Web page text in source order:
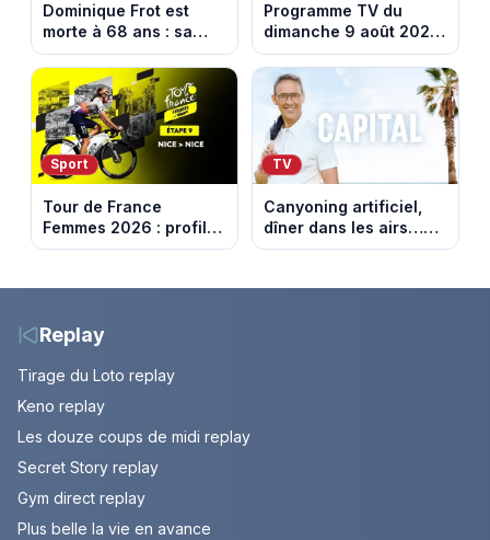
Dominique Frot est
morte à 68 ans : sa
sœur Catherine Frot
annonce la triste
nouvelle
Programme TV du
dimanche 9 août 2026
: notre sélection pour
votre soirée télé
Sport
Tour de France
Femmes 2026 : profil
et horaires de la
TV
Canyoning artificiel,
dîner dans les airs…
les loisirs les plus fous
Capital
Replay
Tirage du Loto replay
Keno replay
Les douze coups de midi replay
Secret Story replay
Gym direct replay
Plus belle la vie en avance